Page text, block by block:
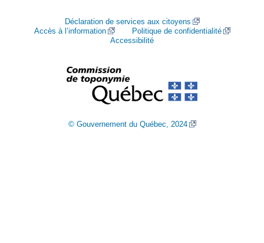
Déclaration de services aux citoyens
Accès à l’information
Politique de confidentialité
Accessibilité
© Gouvernement du Québec, 2024